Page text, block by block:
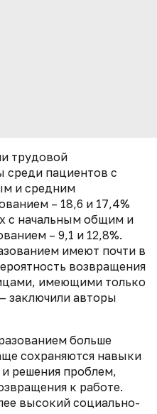
трудовой
среди пациентов с
и средним
– 18,6 и 17,4%
с начальным общим и
– 9,1 и 12,8%.
имеют почти в
возвращения
имеющими только
заключили авторы
больше
сохраняются навыки
решения проблем,
к работе.
высокий социально-